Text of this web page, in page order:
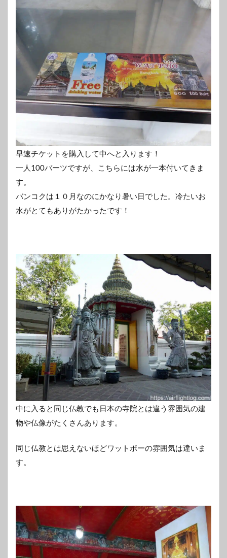
早速チケットを購入して中へと入ります！
一人100バーツですが、こちらには水が一本付いてきま
す。
バンコクは１０月なのにかなり暑い日でした。冷たいお
水がとてもありがたかったです！
中に入ると同じ仏教でも日本の寺院とは違う雰囲気の建
物や仏像がたくさんあります。
同じ仏教とは思えないほどワットポーの雰囲気は違いま
す。